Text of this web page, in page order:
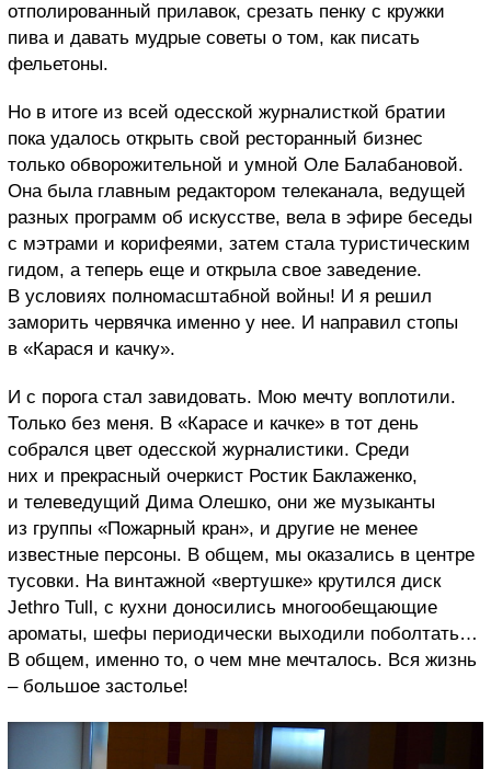
отполированный прилавок, срезать пенку с кружки
пива и давать мудрые советы о том, как писать
фельетоны.
Но в итоге из всей одесской журналисткой братии
пока удалось открыть свой ресторанный бизнес
только обворожительной и умной Оле Балабановой.
Она была главным редактором телеканала, ведущей
разных программ об искусстве, вела в эфире беседы
с мэтрами и корифеями, затем стала туристическим
гидом, а теперь еще и открыла свое заведение.
В условиях полномасштабной войны! И я решил
заморить червячка именно у нее. И направил стопы
в «Карася и качку».
И с порога стал завидовать. Мою мечту воплотили.
Только без меня. В «Карасе и качке» в тот день
собрался цвет одесской журналистики. Среди
них и прекрасный очеркист Ростик Баклаженко,
и телеведущий Дима Олешко, они же музыканты
из группы «Пожарный кран», и другие не менее
известные персоны. В общем, мы оказались в центре
тусовки. На винтажной «вертушке» крутился диск
Jethro Tull, с кухни доносились многообещающие
ароматы, шефы периодически выходили поболтать…
В общем, именно то, о чем мне мечталось. Вся жизнь
– большое застолье!